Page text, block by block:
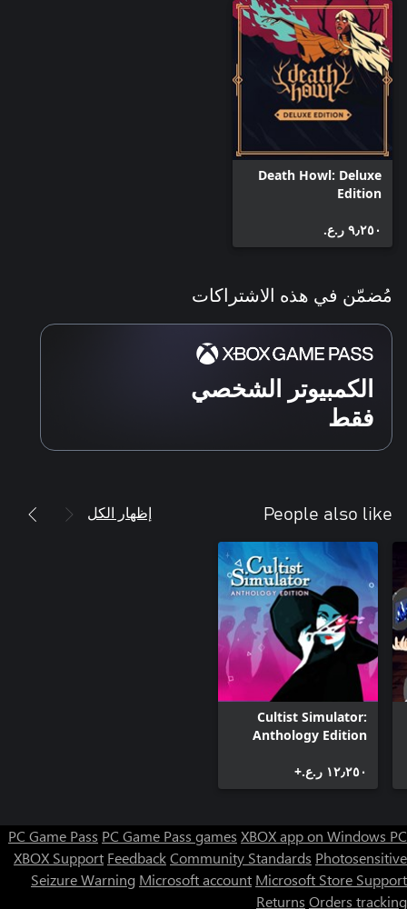
Death Howl: Deluxe
Edition
٩٫٢٥٠ ر.ع.‏
مُضمّن في هذه الاشتراكات
الكمبيوتر الشخصي
فقط
People also like إظهار الكل
Cultist Simulator:
Anthology Edition
١٢٫٢٥٠ ر.ع.‏+
PC Game Pass PC Game Pass games XBOX app on Windows PC
XBOX Support FeedbackCommunity Standards Photosensitive
Seizure Warning Microsoft account Microsoft Store Support
Returns Orders tracking